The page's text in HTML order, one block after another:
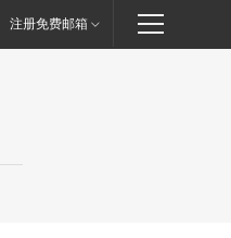
注册免费邮箱